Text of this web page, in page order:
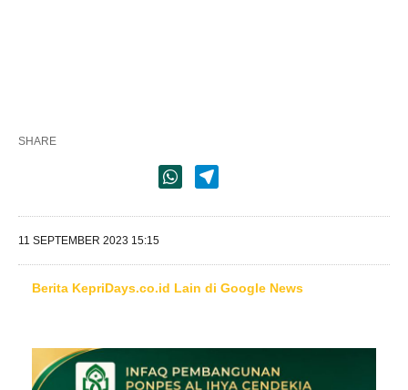
SHARE
11 SEPTEMBER 2023 15:15
Berita KepriDays.co.id Lain di Google News